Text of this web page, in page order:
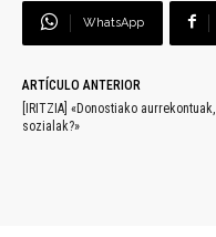
WhatsApp
ARTÍCULO ANTERIOR
[IRITZIA] «Donostiako aurrekontuak,
sozialak?»